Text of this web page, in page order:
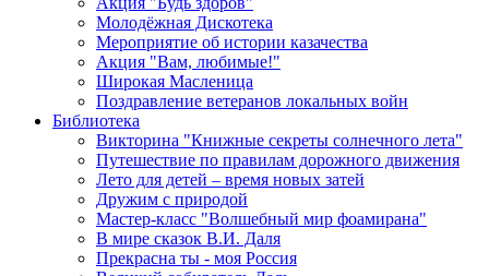
Молодёжная Дискотека
Мероприятие об истории казачества
Акция "Вам, любимые!"
Широкая Масленица
Поздравление ветеранов локальных войн
Библиотека
Викторина "Книжные секреты солнечного лета"
Путешествие по правилам дорожного движения
Лето для детей – время новых затей
Дружим с природой
Мастер-класс "Волшебный мир фоамирана"
В мире сказок В.И. Даля
Прекрасна ты - моя Россия